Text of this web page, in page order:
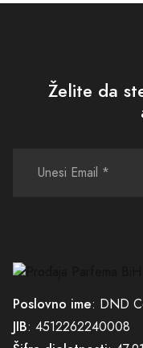
Želite da
Poslovno ime: DND
JIB: 4512262240008